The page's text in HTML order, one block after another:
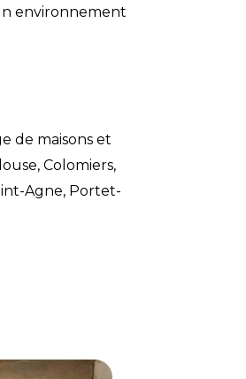
environnement
de maisons et
Colomiers,
Agne, Portet-